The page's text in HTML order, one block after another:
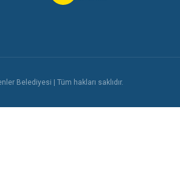
Belediyesi | Tüm hakları saklıdır.